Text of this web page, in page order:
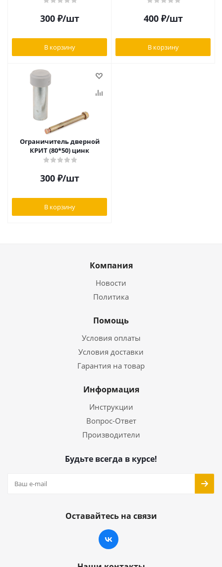
300₽/шт
В корзину
400₽/шт
В корзину
Ограничитель дверной
КРИТ (80*50) цинк
300₽/шт
В корзину
Компания
Новости
Политика
Помощь
Условия оплаты
Условия доставки
Гарантия на товар
Информация
Инструкции
Вопрос-Ответ
Производители
Будьте всегда в курсе!
Оставайтесь на связи